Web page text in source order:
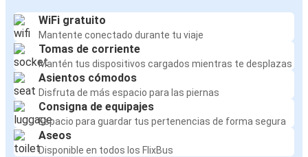
WiFi gratuito
Mantente conectado durante tu viaje
Tomas de corriente
Mantén tus dispositivos cargados mientras te desplazas
Asientos cómodos
Disfruta de más espacio para las piernas
Consigna de equipajes
Espacio para guardar tus pertenencias de forma segura
Aseos
Disponible en todos los FlixBus